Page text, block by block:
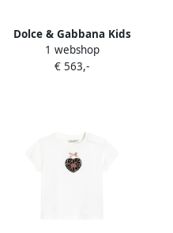
Dolce & Gabbana Kids
Gestreepte katoenen
canvas jurk met bloe print
1 webshop
€ 563,-